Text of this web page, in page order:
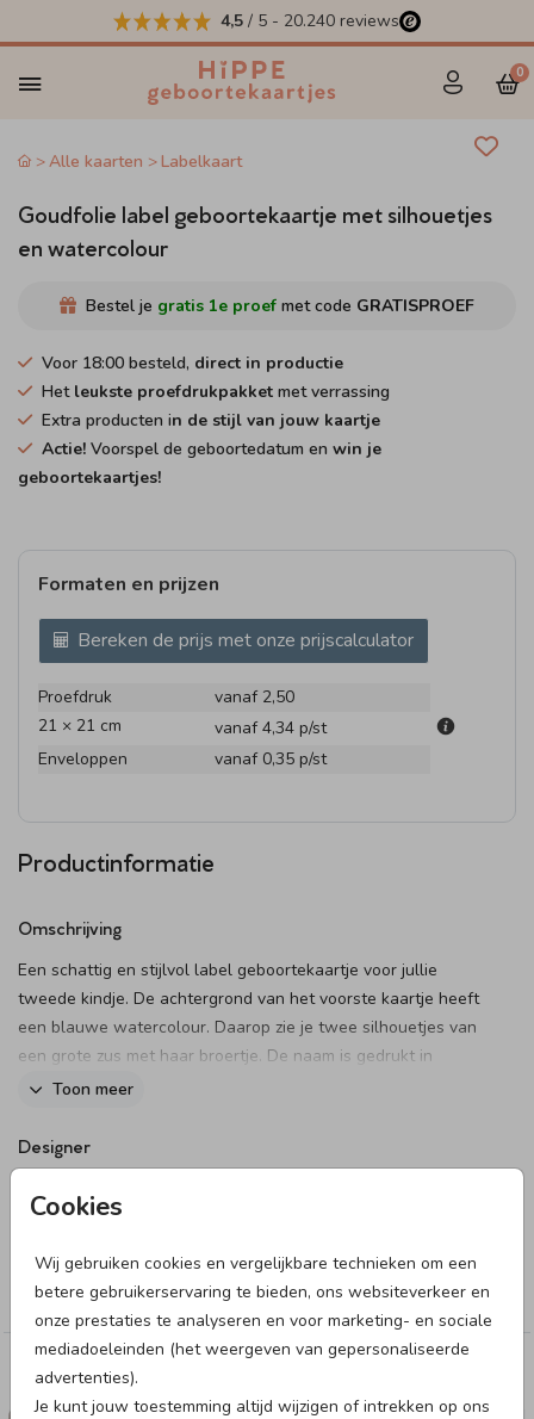
4,5 / 5 - 20.240 reviews
0
Cookies
Wij gebruiken cookies en vergelijkbare technieken om een
betere gebruikerservaring te bieden, ons websiteverkeer en
onze prestaties te analyseren en voor marketing- en sociale
mediadoeleinden (het weergeven van gepersonaliseerde
advertenties).
Je kunt jouw toestemming altijd wijzigen of intrekken op ons
Alle kaarten Labelkaart
Goudfolie label geboortekaartje met silhouetjes
en watercolour
Bestel je gratis 1e proef met code GRATISPROEF
Voor 18:00 besteld, direct in productie
Het leukste proefdrukpakket met verrassing
Extra producten in de stijl van jouw kaartje
Actie! Voorspel de geboortedatum en win je
geboortekaartjes!
Formaten en prijzen
Bereken de prijs met onze prijscalculator
Proefdruk
vanaf 2,50
21 × 21 cm
vanaf 4,34 p/st
Enveloppen
vanaf 0,35 p/st
Productinformatie
Omschrijving
Een schattig en stijlvol label geboortekaartje voor jullie
tweede kindje. De achtergrond van het voorste kaartje heeft
een blauwe watercolour. Daarop zie je twee silhouetjes van
een grote zus met haar broertje. De naam is gedrukt in
goudfolie. De bijpassende envelop die je kunt bestellen is 12
Goed om te weten: De splitpen wordt niet standaard
meegeleverd, maar je kunt deze eenvoudig toevoegen tijdens
Wanneer je de geboortekaartjes ontvangt, kun je ze zelf in
elkaar zetten met de door jou gekozen splitpen.
Toon meer
Designer
Blijkaartje
Collectie
Labelkaart
Deze designs vind je misschien ook leuk